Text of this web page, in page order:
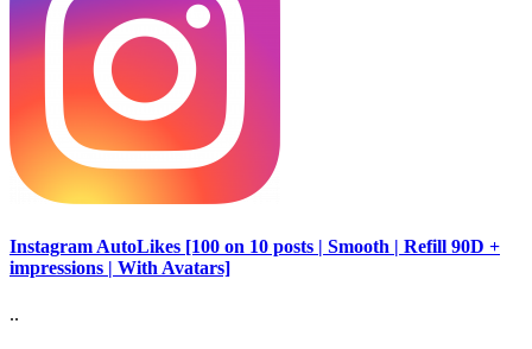
Instagram AutoLikes [100 on 10 posts | Smooth | Refill 90D +
impressions | With Avatars]
..